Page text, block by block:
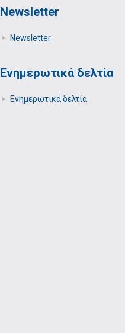
Newsletter
Newsletter
Ενημερωτικά δελτία
Ενημερωτικά δελτία